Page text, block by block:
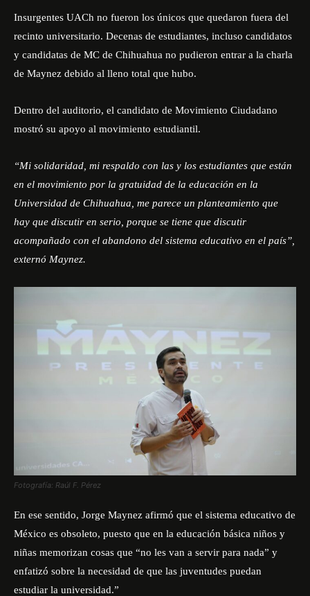
Insurgentes UACh no fueron los únicos que quedaron fuera del
recinto universitario. Decenas de estudiantes, incluso candidatos
y candidatas de MC de Chihuahua no pudieron entrar a la charla
de Maynez debido al lleno total que hubo.
Dentro del auditorio, el candidato de Movimiento Ciudadano
mostró su apoyo al movimiento estudiantil.
“Mi solidaridad, mi respaldo con las y los estudiantes que están
en el movimiento por la gratuidad de la educación en la
Universidad de Chihuahua, me parece un planteamiento que
hay que discutir en serio, porque se tiene que discutir
acompañado con el abandono del sistema educativo en el país”,
externó Maynez.
Fotografía: Raúl F. Pérez
En ese sentido, Jorge Maynez afirmó que el sistema educativo de
México es obsoleto, puesto que en la educación básica niños y
niñas memorizan cosas que “no les van a servir para nada” y
enfatizó sobre la necesidad de que las juventudes puedan
estudiar la universidad.”